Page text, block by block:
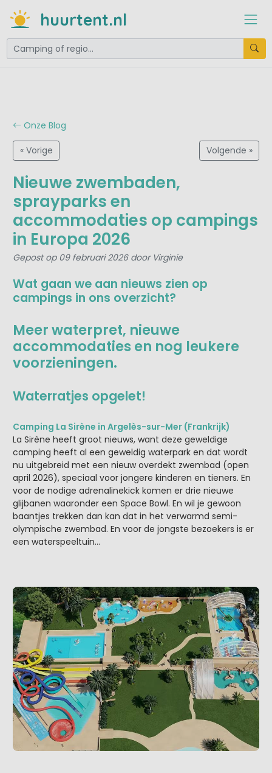
huurtent.nl
Onze Blog
« Vorige Volgende »
Nieuwe zwembaden,
sprayparks en
accommodaties op campings
in Europa 2026
Gepost op 09 februari 2026 door Virginie
Wat gaan we aan nieuws zien op
campings in ons overzicht?
Meer waterpret, nieuwe
accommodaties en nog leukere
voorzieningen.
Waterratjes opgelet!
Camping La Sirène in Argelès-sur-Mer (Frankrijk)
La Sirène heeft groot nieuws, want deze geweldige
camping heeft al een geweldig waterpark en dat wordt
nu uitgebreid met een nieuw overdekt zwembad (open
april 2026), speciaal voor jongere kinderen en tieners. En
voor de nodige adrenalinekick komen er drie nieuwe
glijbanen waaronder een Space Bowl. En wil je gewoon
baantjes trekken dan kan dat in het verwarmd semi-
olympische zwembad. En voor de jongste bezoekers is er
een waterspeeltuin…